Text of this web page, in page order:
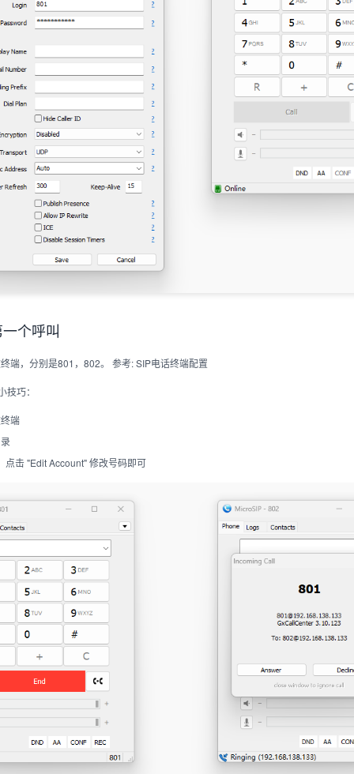
个呼叫
端，分别是801，802。 参考:SIP电话终端配置
巧：
端
点击 "Edit Account" 修改号码即可